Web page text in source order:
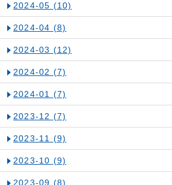
2024-05 (10)
2024-04 (8)
2024-03 (12)
2024-02 (7)
2024-01 (7)
2023-12 (7)
2023-11 (9)
2023-10 (9)
2023-09 (8)